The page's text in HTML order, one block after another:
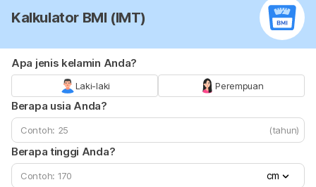
Kalkulator BMI (IMT)
Apa jenis kelamin Anda?
Laki-laki Perempuan
Berapa usia Anda?
(tahun)
Berapa tinggi Anda?
cm